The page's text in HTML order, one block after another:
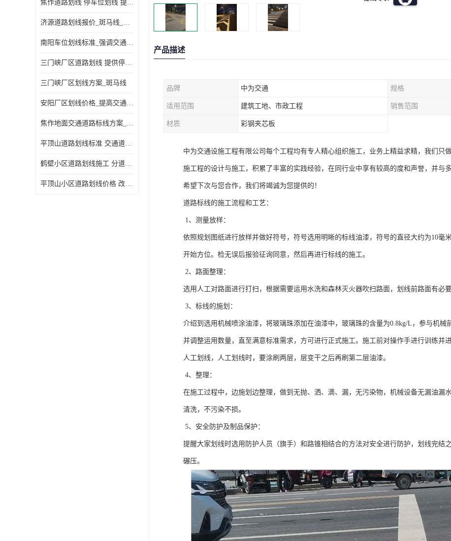
焦作道路划线 停车位划线 提供交通分流
济源道路划线报价_斑马线_提供紧急停车带
南阳车位划线标准_强调交通规则
三门峡厂区道路划线 提供停车指引
三门峡厂区划线方案_斑马线
安阳厂区划线价格_提高交通安全
焦作地面交通道路标线方案_强调交通规则
平顶山道路划线标准 交通道路标线 提供可变车道指示
鹤壁小区道路划线施工 分道线 改善交通效率
平顶山小区道路划线价格 改善交通效率
产品描述
品牌 中为交通 规格
适用范围 建筑工地、市政工程 销售范围
材质 彩钢夹芯板
中为交通设施工程有限公司每个工程均有专人精心组织施工，业务上精益求精，我们只
施工程的设计与施工，积累了丰富的实践经验，在同行业中享有较高的度和声誉，并与
希望下次与您合作，我们将竭诚为您提供的！
道路标线的施工流程和工艺：
1、测量放样：
依照规划图纸进行放样并做好符号，符号选用明晰的标线油漆，符号的直径大约为10毫
开始方位。检无误后报验征询同意，然后再进行标线的施工。
2、路面整理：
选用人工对路面进行打扫，根据需要运用水洗和森林灭火器吹扫路面，划线前路面有必
3、标线的施划：
介绍到选用机械喷涂油漆，将玻璃珠添加在油漆中，玻璃珠的含量为0.8kg/L，参与机
并调整运用数量，直至满意标准需求，方可进行正式施工。施工前对操作手进行训练并
人工划线，人工划线时，要涂刷两层，层变干之后再刷第二层油漆。
4、整理：
在施工过程中，边施划边整理，做到无抛、洒、滴、漏，无污染物，机械设备无漏油漏
清洗，不污染不损。
5、安全防护及制品保护：
提醒大家划线时选用防护人员（旗手）和路锥相结合的方法对安全进行防护，划线完结
碾压。